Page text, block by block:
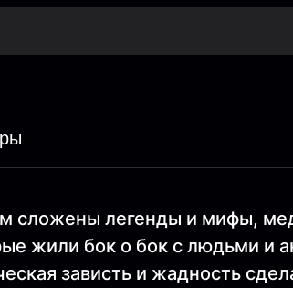
сложены легенды и мифы,
жили бок о бок с людьми и
зависть и жадность